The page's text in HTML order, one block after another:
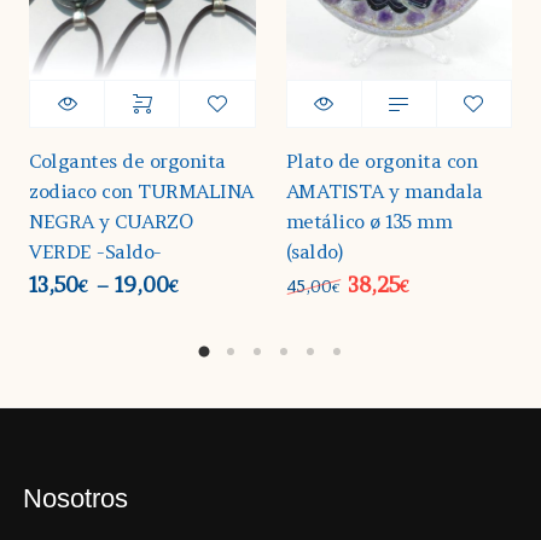
Colgantes de orgonita
zodiaco con TURMALINA
NEGRA y CUARZO
VERDE -Saldo-
13,50€ – 19,00€
Plato de orgonita con
AMATISTA y mandala
metálico ø 135 mm
(saldo)
45,00€ 38,25€
Nosotros